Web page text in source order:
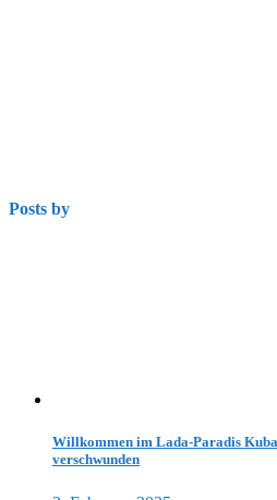
Posts by
Willkommen im Lada-Paradis
verschwunden